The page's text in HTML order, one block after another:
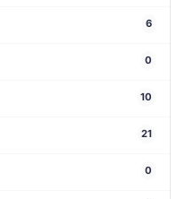
6
0
10
21
0